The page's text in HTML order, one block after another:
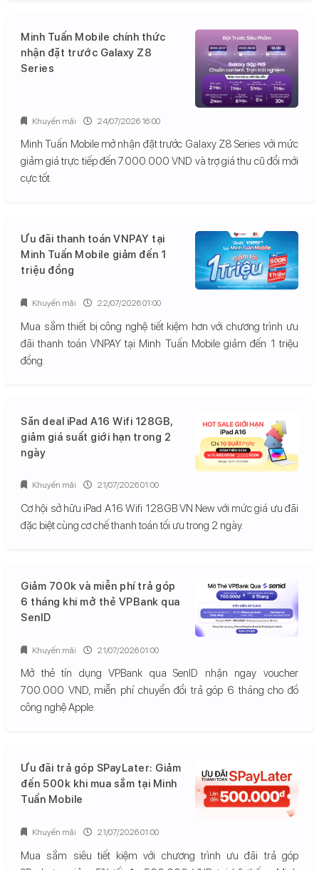
Minh Tuấn Mobile chính thức
nhận đặt trước Galaxy Z8
Series
Minh Tuấn Mobile mở nhận đặt trước Galaxy Z8 Series với mức
giảm giá trực tiếp đến 7.000.000 VND và trợ giá thu cũ đổi mới
cực tốt.
Khuyến mãi 24/07/2026 16:00
Ưu đãi thanh toán VNPAY tại
Minh Tuấn Mobile giảm đến 1
triệu đồng
Mua sắm thiết bị công nghệ tiết kiệm hơn với chương trình ưu
đãi thanh toán VNPAY tại Minh Tuấn Mobile giảm đến 1 triệu
đồng.
Khuyến mãi 22/07/2026 01:00
Săn deal iPad A16 Wifi 128GB,
giảm giá suất giới hạn trong 2
ngày
Cơ hội sở hữu iPad A16 Wifi 128GB VN New với mức giá ưu đãi
đặc biệt cùng cơ chế thanh toán tối ưu trong 2 ngày.
Khuyến mãi 21/07/2026 01:00
Giảm 700k và miễn phí trả góp
6 tháng khi mở thẻ VPBank qua
SenID
Mở thẻ tín dụng VPBank qua SenID nhận ngay voucher
700.000 VND, miễn phí chuyển đổi trả góp 6 tháng cho đồ
công nghệ Apple.
Khuyến mãi 21/07/2026 01:00
Ưu đãi trả góp SPayLater: Giảm
đến 500k khi mua sắm tại Minh
Tuấn Mobile
Mua sắm siêu tiết kiệm với chương trình ưu đãi trả góp
Khuyến mãi 21/07/2026 01:00